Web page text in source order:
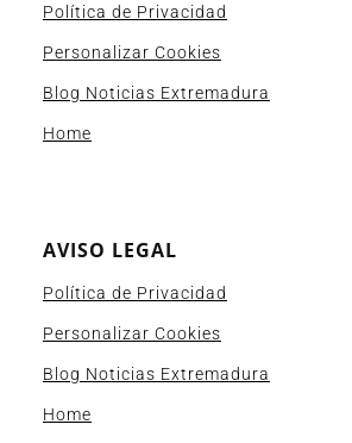
Política de Privacidad
Personalizar Cookies
Blog Noticias Extremadura
Home
AVISO LEGAL
Política de Privacidad
Personalizar Cookies
Blog Noticias Extremadura
Home